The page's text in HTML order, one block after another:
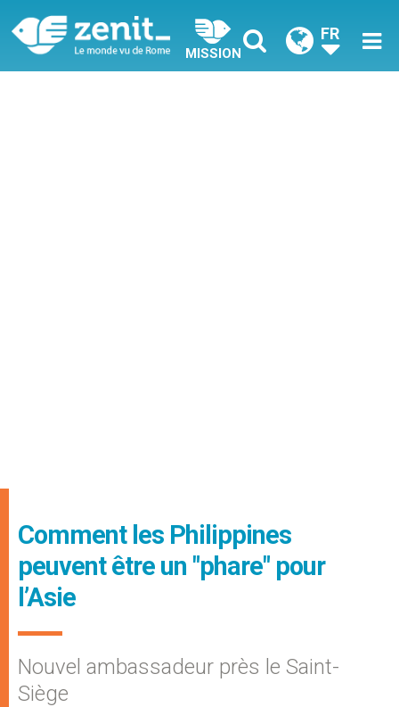
MISSION
FR
Comment les Philippines
peuvent être un "phare" pour
l’Asie
Nouvel ambassadeur près le Saint-
Siège